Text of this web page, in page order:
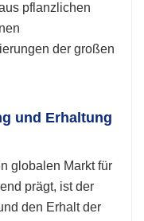
pflanzlichen
der großen
und Erhaltung
globalen Markt für
prägt, ist der
den Erhalt der